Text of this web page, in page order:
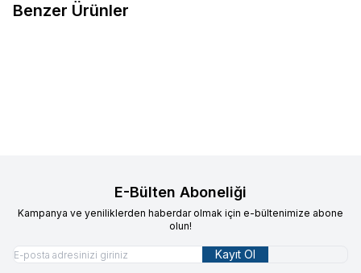
Benzer Ürünler
E-Bülten Aboneliği
Kampanya ve yeniliklerden haberdar olmak için e-bültenimize abone
olun!
Kayıt Ol